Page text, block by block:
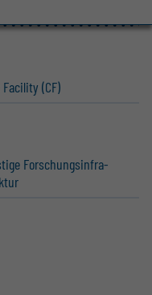
Facility (CF)
Forschungs­in­fra­